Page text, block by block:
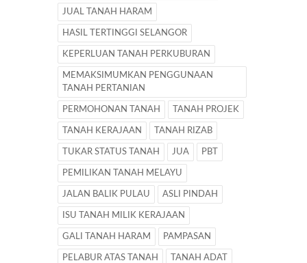
JUAL TANAH HARAM
HASIL TERTINGGI SELANGOR
KEPERLUAN TANAH PERKUBURAN
MEMAKSIMUMKAN PENGGUNAAN
TANAH PERTANIAN
PERMOHONAN TANAH TANAH PROJEK
TANAH KERAJAAN TANAH RIZAB
TUKAR STATUS TANAH JUA PBT
PEMILIKAN TANAH MELAYU
JALAN BALIK PULAU ASLI PINDAH
ISU TANAH MILIK KERAJAAN
GALI TANAH HARAM PAMPASAN
PELABUR ATAS TANAH TANAH ADAT